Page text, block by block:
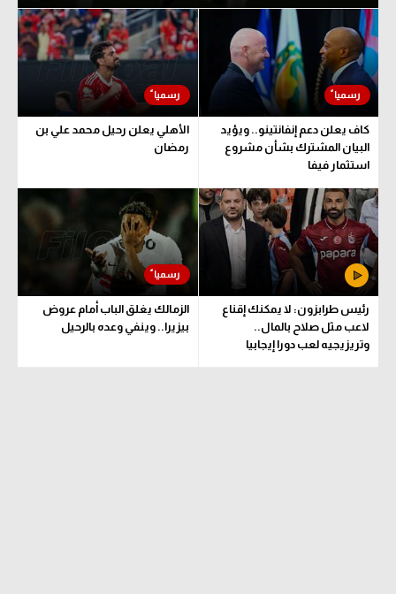
تحليل في الجول
حكايات في الجول
كويز في الجول
فيديو في الجول
كويز في الجول
فيديو في الجول
كاف يعلن دعم إنفانتينو.. ويؤيد
البيان المشترك بشأن مشروع
استثمار فيفا
الأهلي يعلن رحيل محمد علي بن
رمضان
رئيس طرابزون: لا يمكنك إقناع
لاعب مثل صلاح بالمال..
وتريزيجيه لعب دورا إيجابيا
الزمالك يغلق الباب أمام عروض
بيزيرا.. وينفي وعده بالرحيل